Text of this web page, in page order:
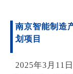
南京智能制造
划项目
2025年3月11